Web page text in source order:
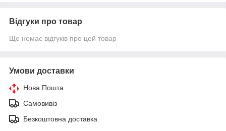
Відгуки про товар
Ще немає відгуків про цей товар
Умови доставки
Нова Пошта
Самовивіз
Безкоштовна доставка